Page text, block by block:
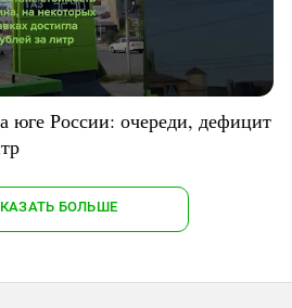
юге России: очереди, дефицит
БОЛЬШЕ